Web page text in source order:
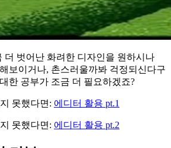
더 벗어난 화려한 디자인을 원하시나
보이거나, 촌스러울까봐 걱정되신다구
한 공부가 조금 더 필요하겠죠?
못했다면: 에디터 활용 pt.1
못했다면: 에디터 활용 pt.2